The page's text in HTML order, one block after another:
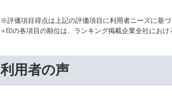
※評価項目得点は上記の評価項目に利用者ニーズに基
印の各項目の順位は、ランキング掲載企業全社におけ
利用者の声